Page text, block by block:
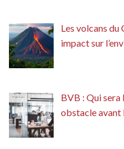
Les volcans
impact sur
BVB : Qui sera
obstacle avant